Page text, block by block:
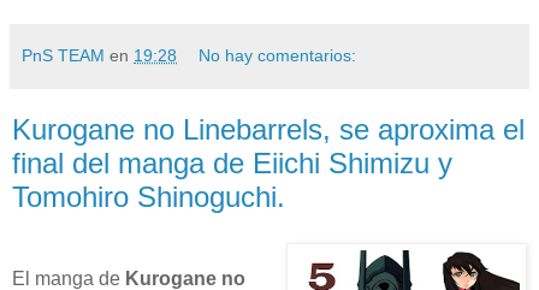
PnS TEAM en 19:28 No hay comentarios:
Kurogane no Linebarrels, se aproxima el
final del manga de Eiichi Shimizu y
Tomohiro Shinoguchi.
El manga de Kurogane no